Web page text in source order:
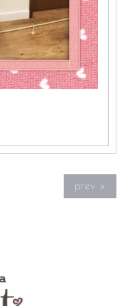
prev »